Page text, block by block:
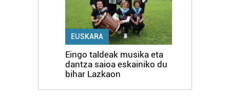
EUSKARA
Eingo taldeak musika eta
dantza saioa eskainiko du
bihar Lazkaon